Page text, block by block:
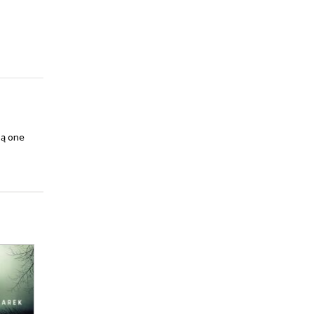
one